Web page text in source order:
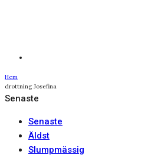
Hem
drottning Josefina
Senaste
Senaste
Äldst
Slumpmässig